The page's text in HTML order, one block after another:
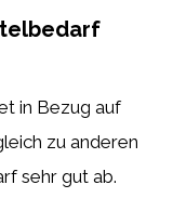
in Bezug auf
zu anderen
sehr gut ab.